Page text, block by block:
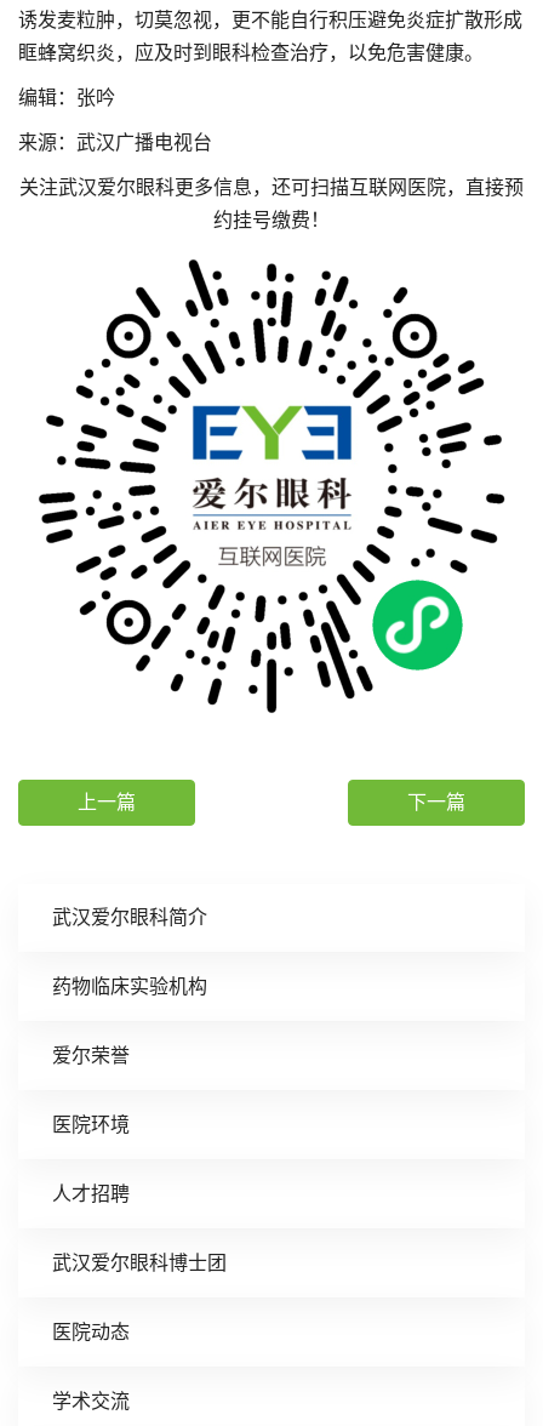
武汉爱尔眼科简介
药物临床实验机构
爱尔荣誉
医院环境
人才招聘
武汉爱尔眼科博士团
医院动态
学术交流
诱发麦粒肿，切莫忽视，更不能自行积压避免炎症扩散形成
眶蜂窝织炎，应及时到眼科检查治疗，以免危害健康。
编辑：张吟
来源：武汉广播电视台
关注武汉爱尔眼科更多信息，还可扫描互联网医院，直接预
约挂号缴费！
上一篇 下一篇